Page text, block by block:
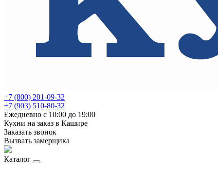
+7 (800) 201-09-32
+7 (903) 510-80-32
Ежедневно с 10:00 до 19:00
Кухни на заказ в Кашире
Заказать звонок
Вызвать замерщика
Каталог